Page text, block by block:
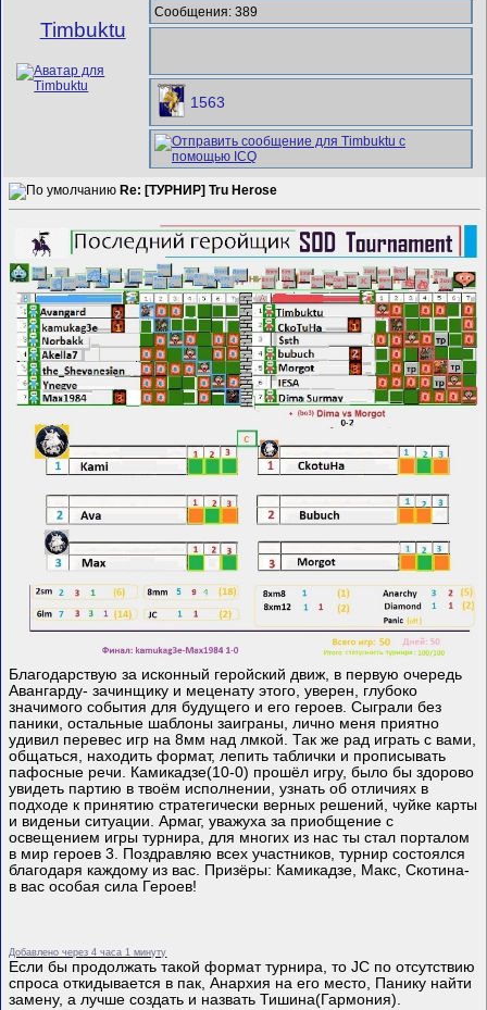
Timbuktu
Сообщения: 389
1563
Re: [ТУРНИР] Tru Herose
Благодарствую за исконный геройский движ, в первую очередь
Авангарду- зачинщику и меценату этого, уверен, глубоко
значимого события для будущего и его героев. Сыграли без
паники, остальные шаблоны заиграны, лично меня приятно
удивил перевес игр на 8мм над лмкой. Так же рад играть с вами,
общаться, находить формат, лепить таблички и прописывать
пафосные речи. Камикадзе(10-0) прошёл игру, было бы здорово
увидеть партию в твоём исполнении, узнать об отличиях в
подходе к принятию стратегически верных решений, чуйке карты
и виденьи ситуации. Армаг, уважуха за приобщение с
освещением игры турнира, для многих из нас ты стал порталом
в мир героев 3. Поздравляю всех участников, турнир состоялся
благодаря каждому из вас. Призёры: Камикадзе, Макс, Скотина-
в вас особая сила Героев!
Добавлено через 4 часа 1 минуту
Если бы продолжать такой формат турнира, то JC по отсутствию
спроса откидывается в пак, Анархия на его место, Панику найти
замену, а лучше создать и назвать Тишина(Гармония).